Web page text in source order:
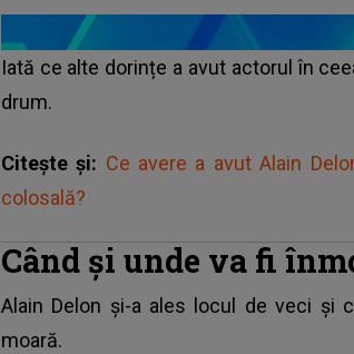
Iată ce alte dorințe a avut actorul în
drum.
Citește și: Ce avere a avut Alain
colosală?
Când și unde va fi
Alain Delon și-a ales locul de veci și
moară.